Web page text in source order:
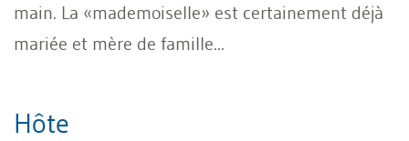
main. La «mademoiselle» est certainement déjà
mariée et mère de famille...
Hôte